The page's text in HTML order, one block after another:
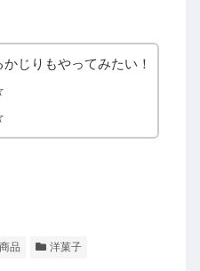
じりもやってみたい！
品 洋菓子